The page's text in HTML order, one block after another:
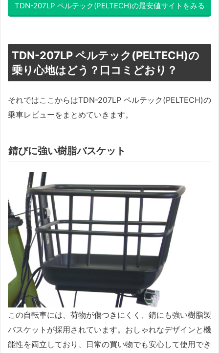
TDN-207LP ペルテック(PELTECH)の最安値サイトをみる
TDN-207LP ペルテック(PELTECH)の
乗り心地はどう？口コミどおり？
それではここからはTDN-207LP ペルテック(PELTECH)の
乗車レビューをまとめていきます。
錆びに強い樹脂バスケット
この自転車には、荷物が傷つきにくく、錆にも強い樹脂製
バスケットが採用されています。おしゃれなデザインと機
能性を両立しており、日常の買い物でも安心して使用でき